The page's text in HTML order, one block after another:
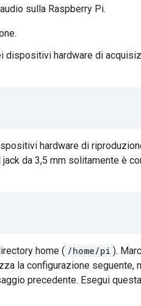
sulla Raspberry Pi.
dispositivi hardware di
hardware di
da 3,5 mm solitamente è
home ( /home/pi ).
la configurazione seguente,
precedente. Esegui